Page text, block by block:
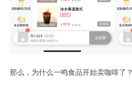
那么，为什么一鸣食品开始卖咖啡了？